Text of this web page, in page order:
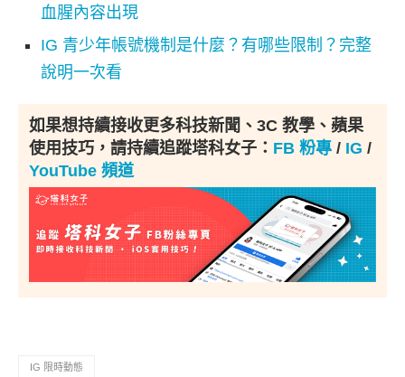
血腥內容出現
IG 青少年帳號機制是什麼？有哪些限制？完整
說明一次看
如果想持續接收更多科技新聞、3C 教學、蘋果
使用技巧，請持續追蹤塔科女子： FB 粉專 / IG /
YouTube 頻道
IG 限時動態